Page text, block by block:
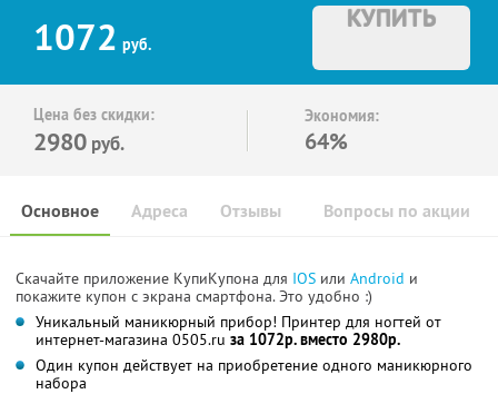
1072 руб.
КУПИТЬ
Цена без скидки:
2980 руб.
Экономия:
64%
Основное Отзывы Вопросы по акции
Адреса
Скачайте приложение КупиКупона для IOS или Android и
покажите купон с экрана смартфона. Это удобно :)
Уникальный маникюрный прибор! Принтер для ногтей от
интернет-магазина 0505.ru за 1072р. вместо 2980р.
Один купон действует на приобретение одного маникюрного
набора